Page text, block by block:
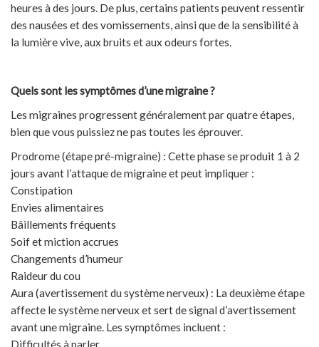
heures à des jours. De plus, certains patients peuvent ressentir
des nausées et des vomissements, ainsi que de la sensibilité à
la lumière vive, aux bruits et aux odeurs fortes.
Quels sont les symptômes d’une migraine ?
Les migraines progressent généralement par quatre étapes,
bien que vous puissiez ne pas toutes les éprouver.
Prodrome (étape pré-migraine) : Cette phase se produit 1 à 2
jours avant l’attaque de migraine et peut impliquer :
Constipation
Envies alimentaires
Bâillements fréquents
Soif et miction accrues
Changements d’humeur
Raideur du cou
Aura (avertissement du système nerveux) : La deuxième étape
affecte le système nerveux et sert de signal d’avertissement
avant une migraine. Les symptômes incluent :